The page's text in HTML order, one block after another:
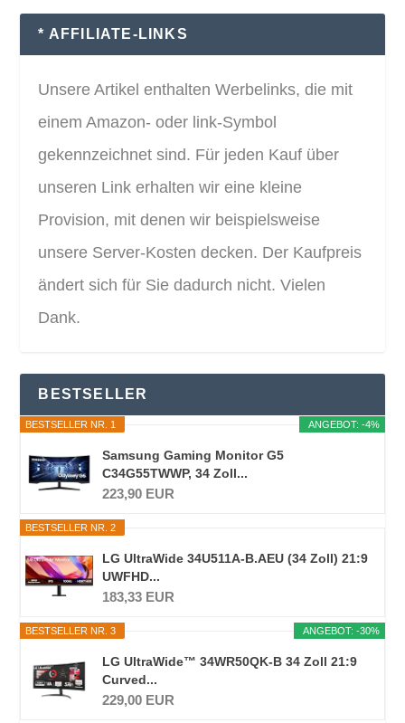
* AFFILIATE-LINKS
Unsere Artikel enthalten Werbelinks, die mit
einem Amazon- oder link-Symbol
gekennzeichnet sind. Für jeden Kauf über
unseren Link erhalten wir eine kleine
Provision, mit denen wir beispielsweise
unsere Server-Kosten decken. Der Kaufpreis
ändert sich für Sie dadurch nicht. Vielen
Dank.
BESTSELLER
ANGEBOT: -4%
BESTSELLER NR. 1
Samsung Gaming Monitor G5
C34G55TWWP, 34 Zoll...
223,90 EUR
BESTSELLER NR. 2
LG UltraWide 34U511A-B.AEU (34 Zoll) 21:9
UWFHD...
183,33 EUR
ANGEBOT: -30%
BESTSELLER NR. 3
LG UltraWide™ 34WR50QK-B 34 Zoll 21:9
Curved...
229,00 EUR